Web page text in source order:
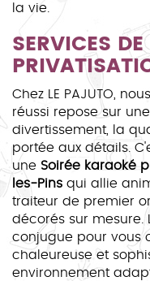
la vie.
SERVICES
Chez LE PAJUTO,
réussi repose sur
divertissement, la
portée aux détails.
une Soirée karaoké
les-Pins qui allie
traiteur de premier
décorés sur mesure.
conjugue pour vous
chaleureuse et
environnement